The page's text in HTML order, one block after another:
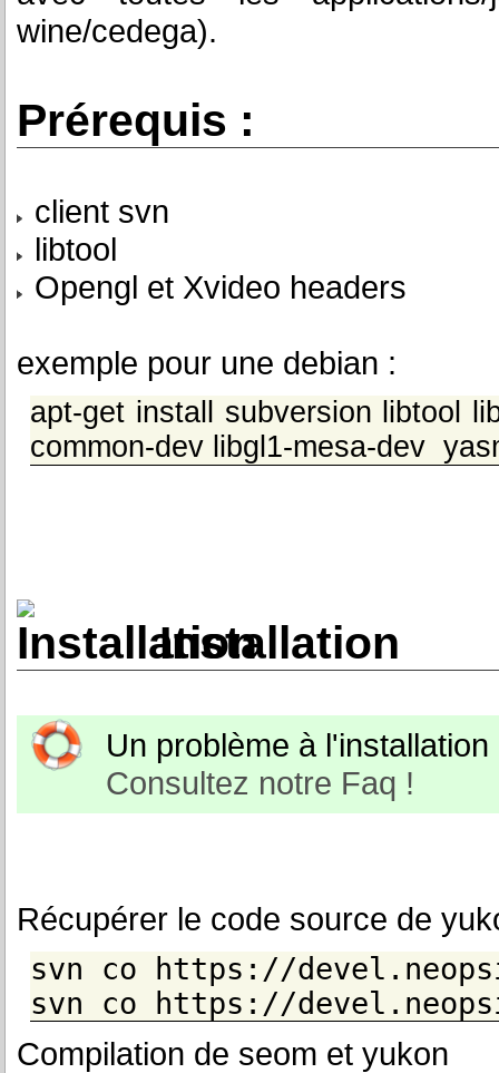
wine/cedega).
Prérequis :
client svn
libtool
Opengl et Xvideo headers
exemple pour une debian :
apt-get install subversion libtool
common-dev libgl1-mesa-dev
Installation
Un problème à
Consultez notre Faq !
Récupérer le code source de
svn co https://
svn co https://
Compilation de seom et yukon